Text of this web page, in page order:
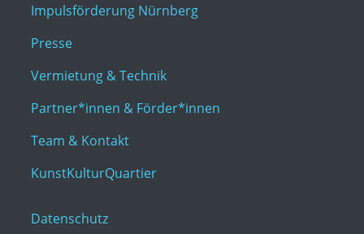
Impulsförderung Nürnberg
Presse
Vermietung & Technik
Partner*innen & Förder*innen
Team & Kontakt
KunstKulturQuartier
Datenschutz